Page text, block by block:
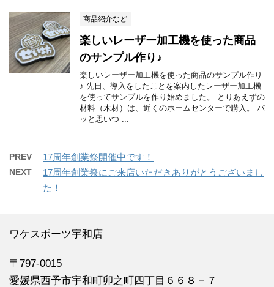
商品紹介など
楽しいレーザー加工機を使った商品
のサンプル作り♪
楽しいレーザー加工機を使った商品のサンプル作り
♪ 先日、導入をしたことを案内したレーザー加工機
を使ってサンプルを作り始めました。 とりあえずの
材料（木材）は、近くのホームセンターで購入。 パ
ッと思いつ ...
PREV 17周年創業祭開催中です！
NEXT
17周年創業祭にご来店いただきありがとうございまし
た！
ワケスポーツ宇和店
〒797-0015
愛媛県西予市宇和町卯之町四丁目６６８－７